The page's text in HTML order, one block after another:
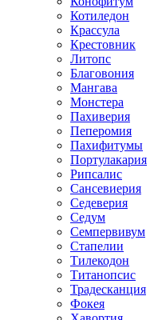
Котиледон
Крассула
Крестовник
Литопс
Благовония
Мангава
Монстера
Пахиверия
Пеперомия
Пахифитумы
Портулакария
Рипсалис
Сансевиерия
Седеверия
Седум
Семпервивум
Стапелии
Тилекодон
Титанопсис
Традесканция
Фокея